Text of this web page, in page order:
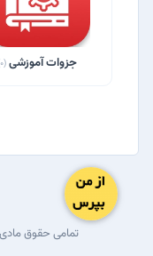
جزوات آموزشی (0)
تمامی حقوق مادی و